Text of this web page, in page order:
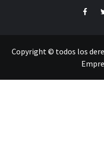
Copyright © todos los